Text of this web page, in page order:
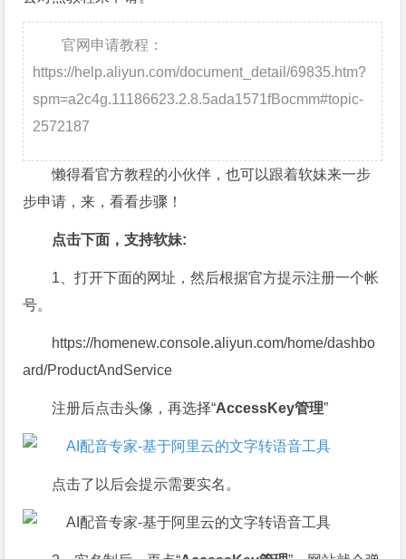
官网申请教程：
https://help.aliyun.com/document_detail/69835.htm?
spm=a2c4g.11186623.2.8.5ada1571fBocmm#topic-
2572187
懒得看官方教程的小伙伴，也可以跟着软妹来一步
步申请，来，看看步骤！
点击下面，支持软妹:
1、打开下面的网址，然后根据官方提示注册一个帐
号。
https://homenew.console.aliyun.com/home/dashbo
ard/ProductAndService
注册后点击头像，再选择“AccessKey管理”
点击了以后会提示需要实名。